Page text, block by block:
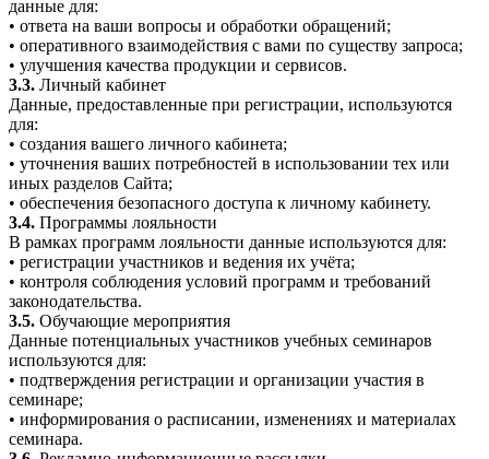
данные для:
• ответа на ваши вопросы и обработки обращений;
• оперативного взаимодействия с вами по существу запроса;
• улучшения качества продукции и сервисов.
3.3. Личный кабинет
Данные, предоставленные при регистрации, используются
для:
• создания вашего личного кабинета;
• уточнения ваших потребностей в использовании тех или
иных разделов Сайта;
• обеспечения безопасного доступа к личному кабинету.
3.4. Программы лояльности
В рамках программ лояльности данные используются для:
• регистрации участников и ведения их учёта;
• контроля соблюдения условий программ и требований
законодательства.
3.5. Обучающие мероприятия
Данные потенциальных участников учебных семинаров
используются для:
• подтверждения регистрации и организации участия в
семинаре;
• информирования о расписании, изменениях и материалах
семинара.